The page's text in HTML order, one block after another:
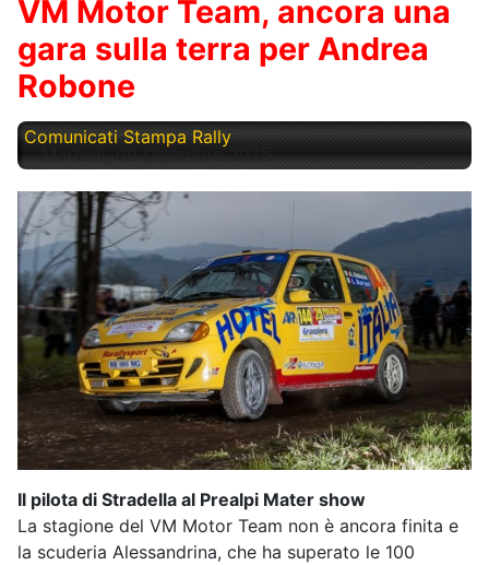
VM Motor Team, ancora una
gara sulla terra per Andrea
Robone
Comunicati Stampa Rally
Martedì, 09 Dicembre 2025
Il pilota di Stradella al Prealpi Mater show
La stagione del VM Motor Team non è ancora finita e
la scuderia Alessandrina, che ha superato le 100